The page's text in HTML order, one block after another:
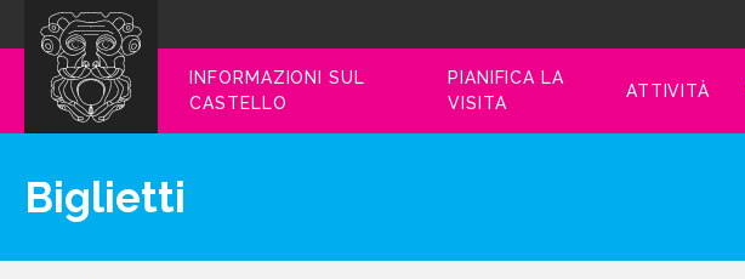
INFORMAZIONI SUL
CASTELLO
PIANIFICA LA
VISITA
ATTIVITÀ
Biglietti